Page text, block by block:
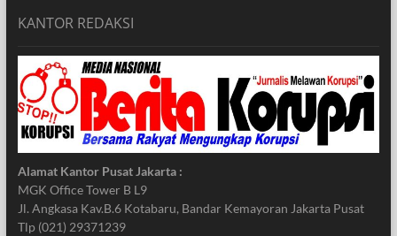
KANTOR REDAKSI
Alamat Kantor Pusat Jakarta :
MGK Office Tower B L9
Jl. Angkasa Kav.B.6 Kotabaru, Bandar Kemayoran Jakarta Pusat
Tlp (021) 29371239